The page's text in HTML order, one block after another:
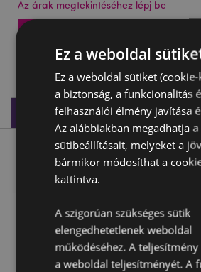
Az árak megtekintéséhez lépj be
1020 db készleten
Termékleírás
Termékleírás
Anyaga:Rézina
Termékjellemzők
Ez a weboldal
Ez a weboldal sütiket
a biztonság, a funkcionalitás
felhasználói élmény javítása
Az alábbiakban megadhatja a
sütibeállításait, melyeket a
bármikor módosíthat a
kattintva.
A szigorúan szükséges sütik
elengedhetetlenek weboldal
működéséhez. A
a weboldal teljesítményét. A